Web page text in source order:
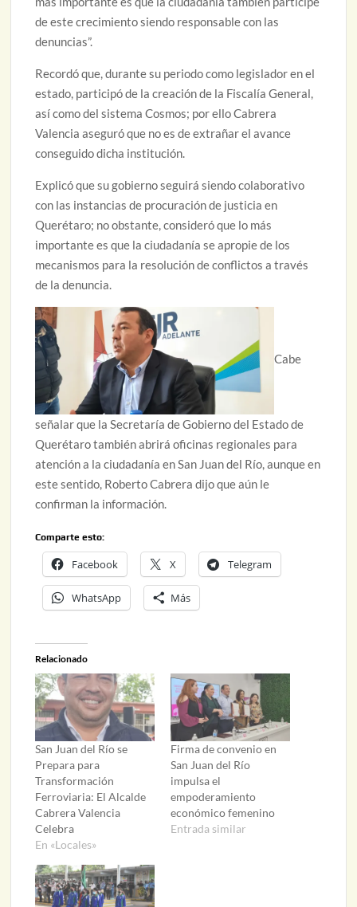
de este crecimiento siendo responsable con las
denuncias”.
Recordó que, durante su periodo como legislador en el
estado, participó de la creación de la Fiscalía General,
así como del sistema Cosmos; por ello Cabrera
Valencia aseguró que no es de extrañar el avance
conseguido dicha institución.
Explicó que su gobierno seguirá siendo colaborativo
con las instancias de procuración de justicia en
Querétaro; no obstante, consideró que lo más
importante es que la ciudadanía se apropie de los
mecanismos para la resolución de conflictos a través
de la denuncia.
Cabe
señalar que la Secretaría de Gobierno del Estado de
Querétaro también abrirá oficinas regionales para
atención a la ciudadanía en San Juan del Río, aunque en
este sentido, Roberto Cabrera dijo que aún le
confirman la información.
Comparte esto:
Facebook X Telegram
WhatsApp Más
Relacionado
San Juan del Río se
Prepara para
Transformación
Ferroviaria: El Alcalde
Cabrera Valencia
Celebra
En «Locales»
Firma de convenio en
San Juan del Río
impulsa el
empoderamiento
económico femenino
Entrada similar